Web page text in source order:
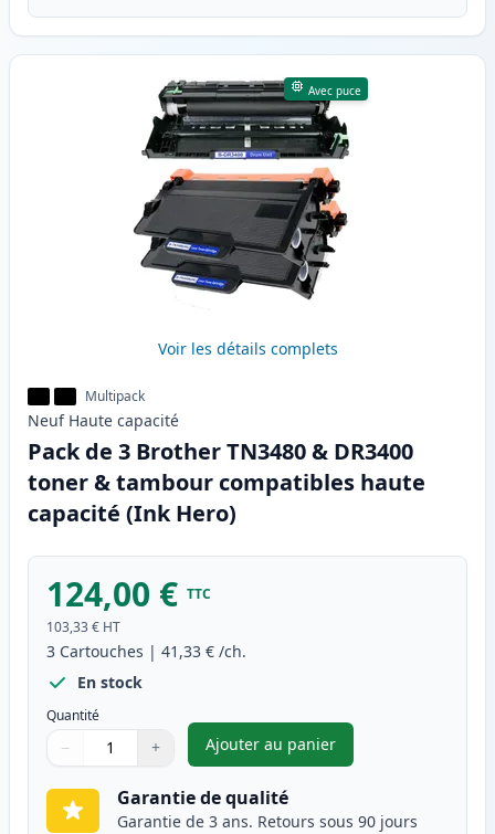
Avec puce
Voir les détails complets
Multipack
Neuf Haute capacité
Pack de 3 Brother TN3480 & DR3400
toner & tambour compatibles haute
capacité (Ink Hero)
124,00 € TTC
103,33 € HT
3 Cartouches | 41,33 € /ch.
En stock
Quantité
Quantité
Utilisez les boutons pour ajuster
− +
Quantité
Ajouter au panier
,Pack de 3 Brother TN3480
Garantie de qualité
Garantie de 3 ans. Retours sous 90 jours